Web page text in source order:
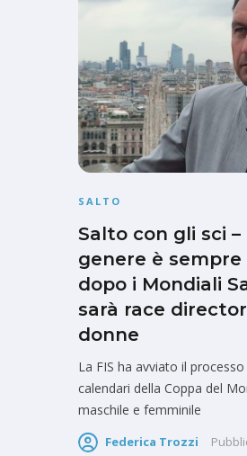
SALTO
Salto con gli sci
genere è sempre
dopo i Mondiali
sarà race
donne
La FIS ha avviato il
calendari della Coppa del
maschile e femminile
Federica Trozzi